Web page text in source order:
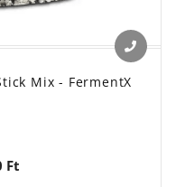
Mix - FermentX
Ft